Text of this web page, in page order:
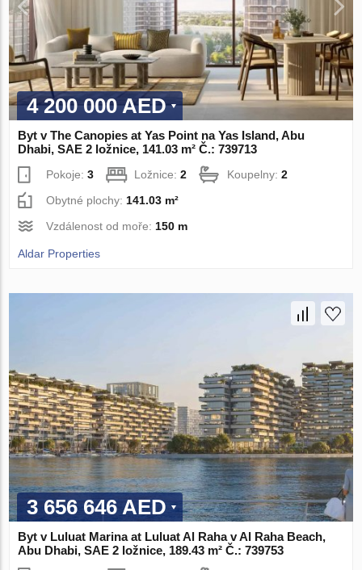
4 200 000 AED
Byt v The Canopies at Yas Point na Yas Island, Abu
Dhabi, SAE 2 ložnice, 141.03 m² Č.: 739713
Pokoje:3 Ložnice:2 Koupelny:2
Obytné plochy: 141.03 m²
Vzdálenost od moře: 150 m
Aldar Properties
3 656 646 AED
Byt v Luluat Marina at Luluat Al Raha v Al Raha Beach,
Abu Dhabi, SAE 2 ložnice, 189.43 m² Č.: 739753